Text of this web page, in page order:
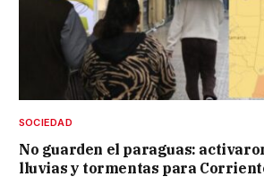
SOCIEDAD
No guarden el paraguas:
lluvias y tormentas para